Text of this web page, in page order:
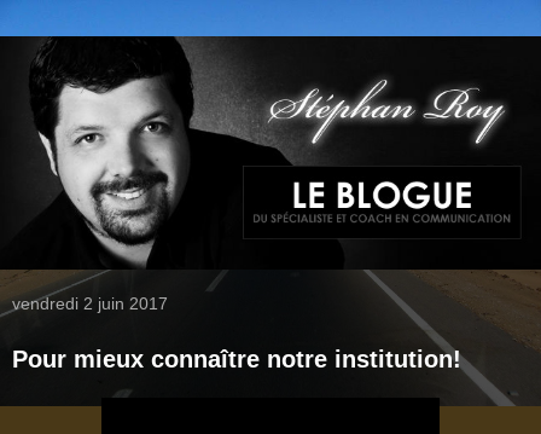
vendredi 2 juin 2017
Pour mieux connaître notre institution!